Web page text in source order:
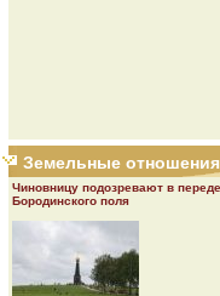
Земельные отношения
Чиновницу подозревают в
Бородинского поля